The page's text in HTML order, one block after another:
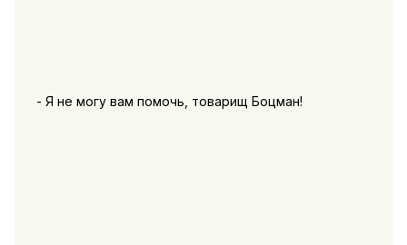
- Я не могу вам помочь, товарищ Боцман!